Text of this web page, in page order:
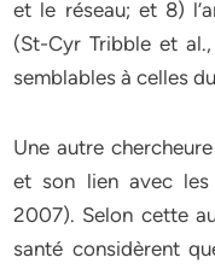
et le réseau; et 8)
(St-Cyr Tribble et
semblables à celles
Une autre
et son lien avec les
2007). Selon cette
santé considèrent